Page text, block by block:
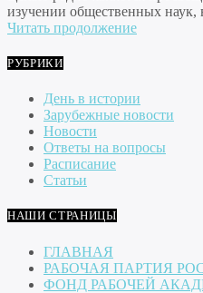
изучении общественных наук,
Читать продолжение
РУБРИКИ
День в истории
Зарубежные новости
Новости
Ответы на вопросы
Расписание
Статьи
НАШИ СТРАНИЦЫ
ГЛАВНАЯ
РАБОЧАЯ ПАРТИЯ
ФОНД РАБОЧЕЙ